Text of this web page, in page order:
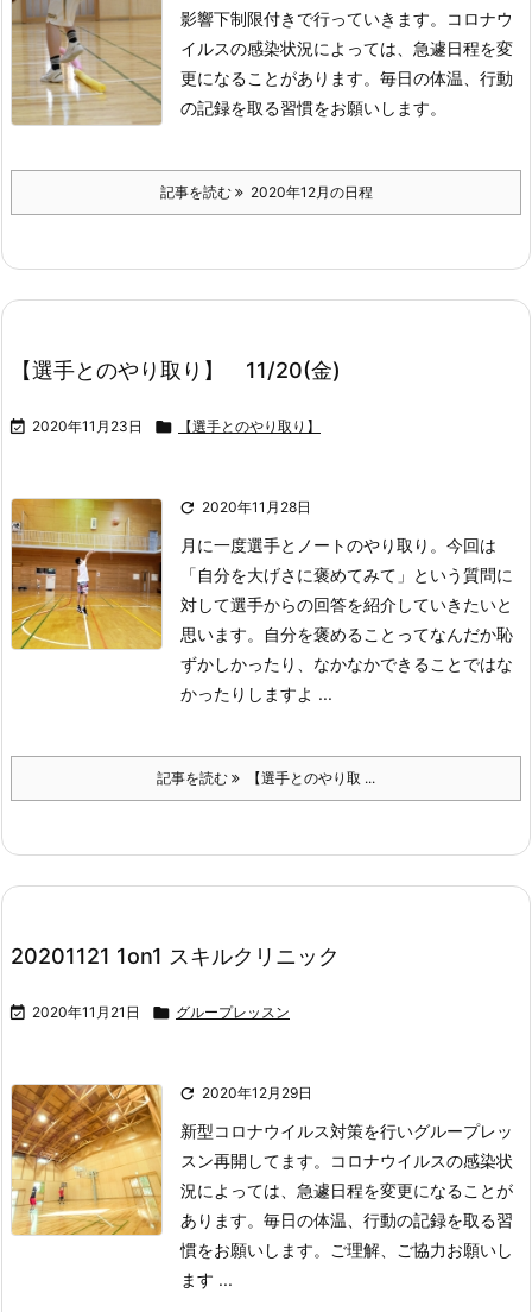
影響下制限付きで行っていきます。
コロナウ
イルスの感染状況によっては、急遽日程を変
更になることがあります。 毎日の体温、行動
の記録を取る習慣をお願いします。
記事を読む 2020年12月の日程
【選手とのやり取り】 11/20(金)
 2020年11月23日  【選手とのやり取り】
 2020年11月28日
月に一度選手とノートのやり取り。 今回は
「自分を大げさに褒めてみて」という質問に
対して選手からの回答を紹介していきたいと
思います。
自分を褒めることってなんだか恥
ずかしかったり、なかなかできることではな
かったりしますよ ...
記事を読む 【選手とのやり取 ...
20201121 1on1 スキルクリニック
 2020年11月21日  グループレッスン
 2020年12月29日
新型コロナウイルス対策を行いグループレッ
スン再開してます。
コロナウイルスの感染状
況によっては、急遽日程を変更になることが
あります。 毎日の体温、行動の記録を取る習
慣をお願いします。
ご理解、ご協力お願いし
ます ...